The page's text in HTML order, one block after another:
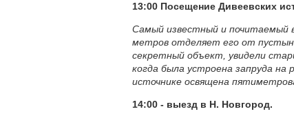
13:00 Посещение Дивеевских
Самый известный и почитаемый
метров отделяет его от
секретный объект, увидели
когда была устроена запруда на
источнике освящена
14:00 - выезд в Н. Новгород.